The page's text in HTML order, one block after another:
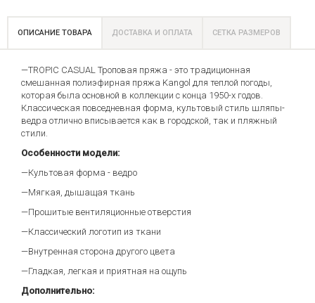
ОПИСАНИЕ ТОВАРА ДОСТАВКА И ОПЛАТА СЕТКА РАЗМЕРОВ
—TROPIC CASUAL Троповая пряжа - это традиционная
смешанная полиэфирная пряжа Kangol для теплой погоды,
которая была основной в коллекции с конца 1950-х годов.
Классическая повседневная форма, культовый стиль шляпы-
ведра отлично вписывается как в городской, так и пляжный
стили.
Особенности модели:
—Культовая форма - ведро
—Мягкая, дышащая ткань
—Прошитые вентиляционные отверстия
—Классический логотип из ткани
—Внутренная сторона другого цвета
—Гладкая, легкая и приятная на ощупь
Дополнительно: